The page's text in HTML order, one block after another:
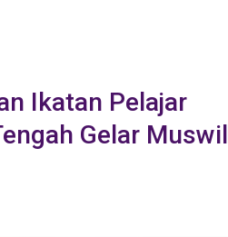
Ikatan Pelajar
Gelar Muswil